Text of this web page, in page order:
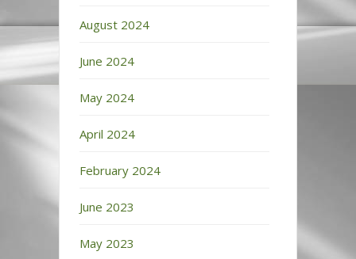
August 2024
June 2024
May 2024
April 2024
February 2024
June 2023
May 2023